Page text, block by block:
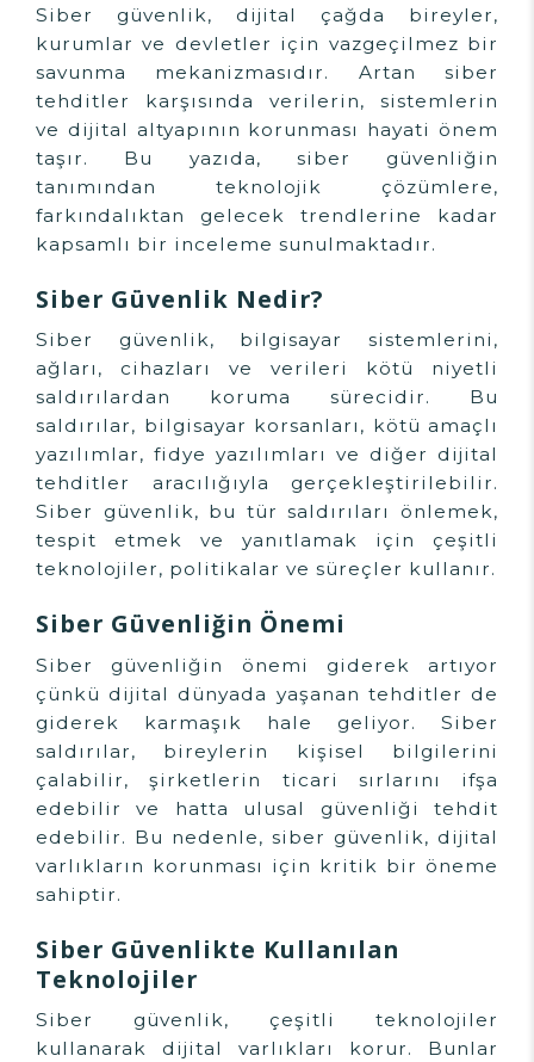
Siber güvenlik, dijital çağda bireyler,
kurumlar ve devletler için vazgeçilmez bir
savunma mekanizmasıdır. Artan siber
tehditler karşısında verilerin, sistemlerin
ve dijital altyapının korunması hayati önem
taşır. Bu yazıda, siber güvenliğin
tanımından teknolojik çözümlere,
farkındalıktan gelecek trendlerine kadar
kapsamlı bir inceleme sunulmaktadır.
Siber Güvenlik Nedir?
Siber güvenlik, bilgisayar sistemlerini,
ağları, cihazları ve verileri kötü niyetli
saldırılardan koruma sürecidir. Bu
saldırılar, bilgisayar korsanları, kötü amaçlı
yazılımlar, fidye yazılımları ve diğer dijital
tehditler aracılığıyla gerçekleştirilebilir.
Siber güvenlik, bu tür saldırıları önlemek,
tespit etmek ve yanıtlamak için çeşitli
teknolojiler, politikalar ve süreçler kullanır.
Siber Güvenliğin Önemi
Siber güvenliğin önemi giderek artıyor
çünkü dijital dünyada yaşanan tehditler de
giderek karmaşık hale geliyor. Siber
saldırılar, bireylerin kişisel bilgilerini
çalabilir, şirketlerin ticari sırlarını ifşa
edebilir ve hatta ulusal güvenliği tehdit
edebilir. Bu nedenle, siber güvenlik, dijital
varlıkların korunması için kritik bir öneme
sahiptir.
Siber Güvenlikte Kullanılan
Teknolojiler
Siber güvenlik, çeşitli teknolojiler
kullanarak dijital varlıkları korur. Bunlar